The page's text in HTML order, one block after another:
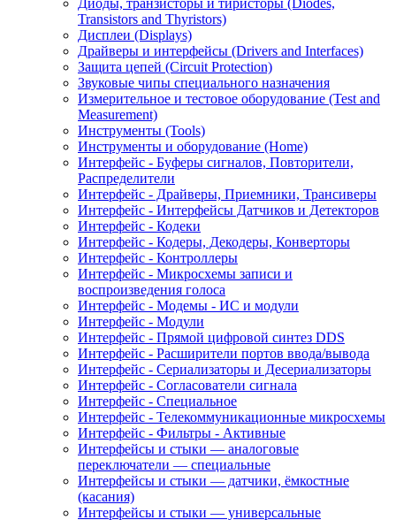
Диоды, транзисторы и тиристоры (Diodes,
Transistors and Thyristors)
Дисплеи (Displays)
Драйверы и интерфейсы (Drivers and Interfaces)
Защита цепей (Circuit Protection)
Звуковые чипы специального назначения
Измерительное и тестовое оборудование (Test and
Measurement)
Инструменты (Tools)
Инструменты и оборудование (Home)
Интерфейс - Буферы сигналов, Повторители,
Распределители
Интерфейс - Драйверы, Приемники, Трансиверы
Интерфейс - Интерфейсы Датчиков и Детекторов
Интерфейс - Кодеки
Интерфейс - Кодеры, Декодеры, Конверторы
Интерфейс - Контроллеры
Интерфейс - Микросхемы записи и
воспроизведения голоса
Интерфейс - Модемы - ИС и модули
Интерфейс - Модули
Интерфейс - Прямой цифровой синтез DDS
Интерфейс - Расширители портов ввода/вывода
Интерфейс - Сериализаторы и Десериализаторы
Интерфейс - Согласователи сигнала
Интерфейс - Специальное
Интерфейс - Телекоммуникационные микросхемы
Интерфейс - Фильтры - Активные
Интерфейсы и стыки — аналоговые
переключатели — специальные
Интерфейсы и стыки — датчики, ёмкостные
(касания)
Интерфейсы и стыки — универсальные